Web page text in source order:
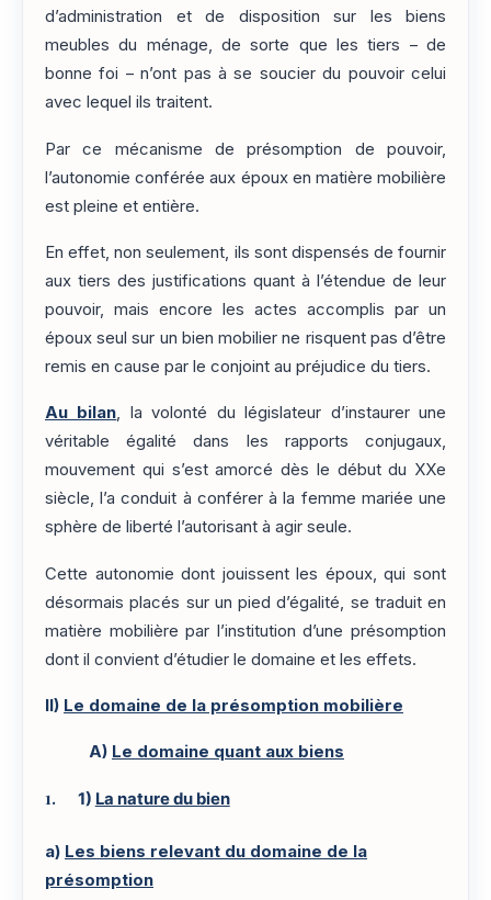
d’administration et de disposition sur les biens
meubles du ménage, de sorte que les tiers – de
bonne foi – n’ont pas à se soucier du pouvoir celui
avec lequel ils traitent.
Par ce mécanisme de présomption de pouvoir,
l’autonomie conférée aux époux en matière mobilière
est pleine et entière.
En effet, non seulement, ils sont dispensés de fournir
aux tiers des justifications quant à l’étendue de leur
pouvoir, mais encore les actes accomplis par un
époux seul sur un bien mobilier ne risquent pas d’être
remis en cause par le conjoint au préjudice du tiers.
Au bilan, la volonté du législateur d’instaurer une
véritable égalité dans les rapports conjugaux,
mouvement qui s’est amorcé dès le début du XXe
siècle, l’a conduit à conférer à la femme mariée une
sphère de liberté l’autorisant à agir seule.
Cette autonomie dont jouissent les époux, qui sont
désormais placés sur un pied d’égalité, se traduit en
matière mobilière par l’institution d’une présomption
dont il convient d’étudier le domaine et les effets.
II) Le domaine de la présomption mobilière
A) Le domaine quant aux biens
1) La nature du bien
a) Les biens relevant du domaine de la
présomption